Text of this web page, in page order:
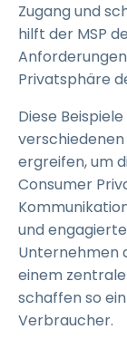
Zugang und
hilft der MSP
Privatsphäre
Diese
ergreifen, um
Consumer
und
Unternehmen
einem
schaffen so
Verbraucher.